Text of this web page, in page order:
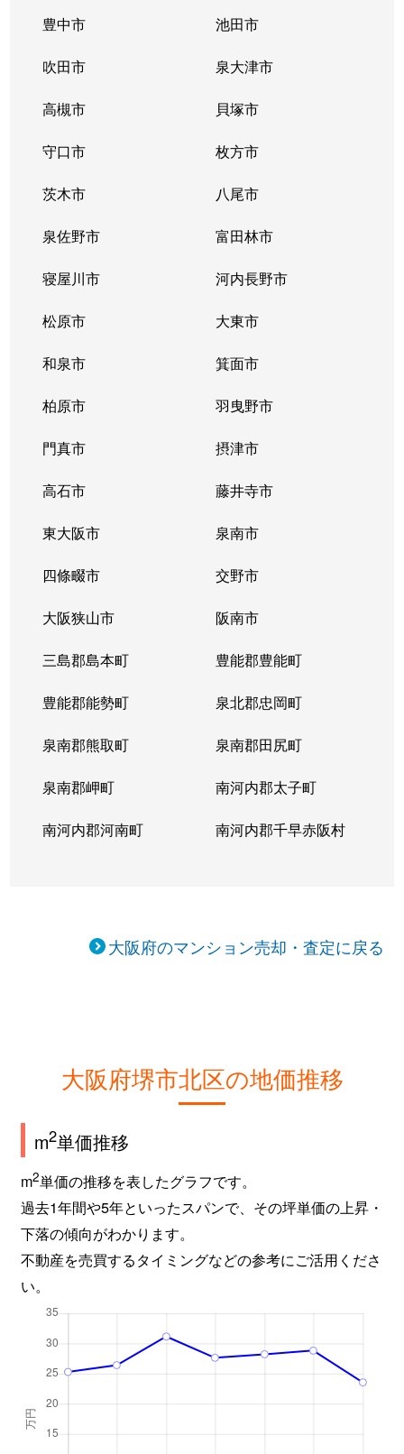
中百舌鳥町
3,000万円
中百舌鳥(南海・泉北)
中百舌鳥町
3,400万円
中百舌鳥(南海・泉北)
中百舌鳥町
4,600万円
中百舌鳥(南海・泉北)
中百舌鳥町
4,700万円
なかもず(大阪メトロ)
中百舌鳥町
3,700万円
なかもず(大阪メトロ)
中百舌鳥町
3,300万円
なかもず(大阪メトロ)
中百舌鳥町
3,400万円
なかもず(大阪メトロ)
中百舌鳥町
2,800万円
なかもず(大阪メトロ)
東浅香山町
北花田
東浅香山町
北花田
東浅香山町
北花田
北花田
百舌鳥赤畑町
2,500万円
三国ケ丘
百舌鳥梅北町
2,400万円
なかもず(大阪メトロ)
3,000万円
百舌鳥梅北町
百舌鳥梅北町
2,500万円
三国ケ丘
百舌鳥西之町
1,000万円
百舌鳥西之町
700万円
百舌鳥本町
豊中市 池田市
吹田市 泉大津市
高槻市 貝塚市
守口市 枚方市
茨木市 八尾市
泉佐野市 富田林市
寝屋川市 河内長野市
松原市 大東市
和泉市 箕面市
柏原市 羽曳野市
門真市 摂津市
高石市 藤井寺市
東大阪市 泉南市
四條畷市 交野市
大阪狭山市 阪南市
三島郡島本町 豊能郡豊能町
豊能郡能勢町 泉北郡忠岡町
泉南郡熊取町 泉南郡田尻町
泉南郡岬町 南河内郡太子町
南河内郡河南町 南河内郡千早赤阪村
大阪府のマンション売却・査定に戻る
大阪府堺市北区の地価推移
m2単価推移
m2単価の推移を表したグラフです。
過去1年間や5年といったスパンで、その坪単価の上昇・
下落の傾向がわかります。
不動産を売買するタイミングなどの参考にご活用くださ
い。